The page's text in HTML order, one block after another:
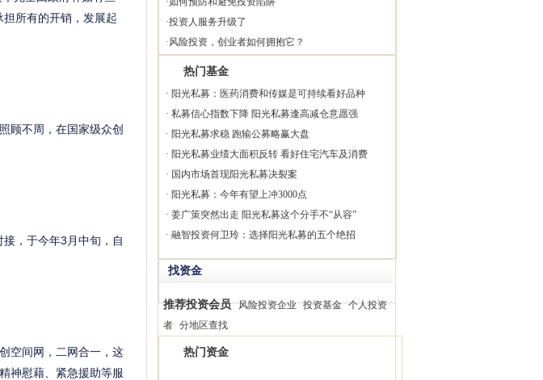
担所有的开销，发展起
顾不周，在国家级众创
，于今年3月中旬，自
空间网，二网合一，这
神慰藉、紧急援助等服
·投资人服务升级了
·风险投资，创业者如何拥抱它？
热门基金
· 阳光私募：医药消费和传媒是可持续看好品种
· 私募信心指数下降 阳光私募逢高减仓意愿强
· 阳光私募求稳 跑输公募略赢大盘
· 阳光私募业绩大面积反转 看好住宅汽车及消费
· 国内市场首现阳光私募决裂案
· 阳光私募：今年有望上冲3000点
· 姜广策突然出走 阳光私募这个分手不“从容”
· 融智投资何卫玲：选择阳光私募的五个绝招
找资金
推荐投资会员 风险投资企业 投资基金 个人投资
者 分地区查找
热门资金